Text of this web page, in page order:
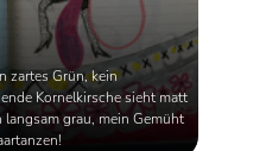
zartes Grün, kein
Kornelkirsche sieht matt
grau, mein Gemüht